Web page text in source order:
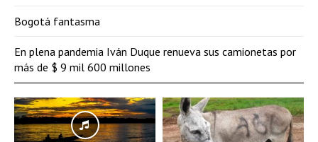
Bogotá fantasma
En plena pandemia Iván Duque renueva sus camionetas por
más de $ 9 mil 600 millones